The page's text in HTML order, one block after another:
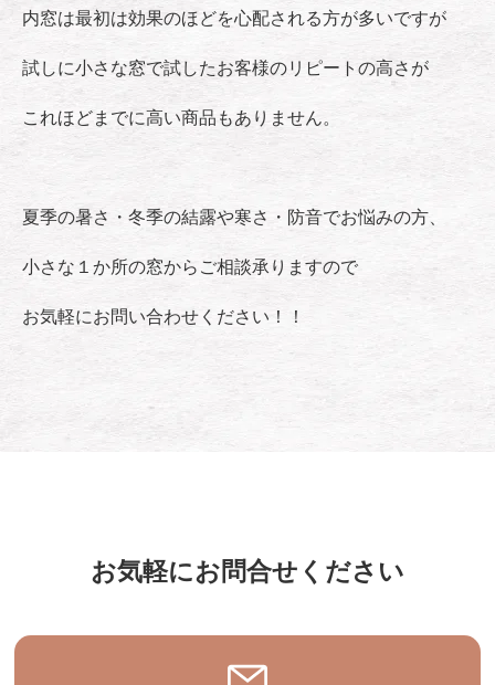
内窓は最初は効果のほどを心配される方が多いですが
試しに小さな窓で試したお客様のリピートの高さが
これほどまでに高い商品もありません。
夏季の暑さ・冬季の結露や寒さ・防音でお悩みの方、
小さな１か所の窓からご相談承りますので
お気軽にお問い合わせください！！
お気軽にお問合せください